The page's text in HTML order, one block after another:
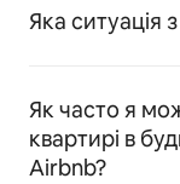
Яка ситуація
Як часто я
квартирі в
Airbnb?